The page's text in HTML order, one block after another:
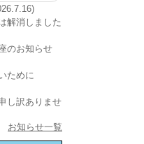
解消しました
のお知らせ
ために
し訳ありませ
お知らせ一覧